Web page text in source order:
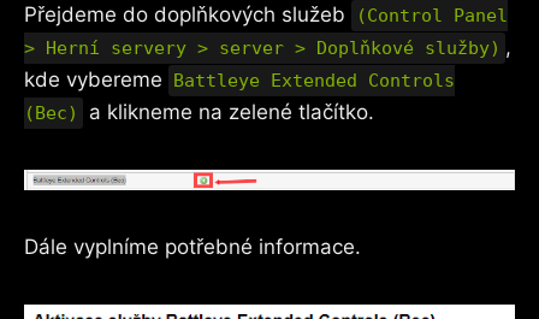
Přejdeme do doplňkových služeb
(Control Panel
> Herní servery > server > Doplňkové služby) ,
kde vybereme
Battleye Extended Controls
(Bec)
a klikneme na zelené tlačítko.
Dále vyplníme potřebné informace.